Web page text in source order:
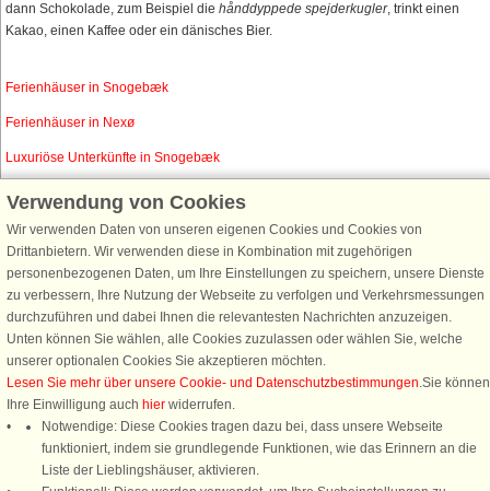
dann Schokolade, zum Beispiel die hånddyppede spejderkugler, trinkt einen
Kakao, einen Kaffee oder ein dänisches Bier.
Ferienhäuser in Snogebæk
Ferienhäuser in Nexø
Luxuriöse Unterkünfte in Snogebæk
Schließen Sie sich 100.000 Ferienhaus-Fans an
Erhalten Sie einen Willkommensgutschein von 25 €für Ihren nächsten
Ferienhausurlaub - melden Sie sich einfach für den DanCenter Newsletter
an. Verpassen Sie nie wieder exklusive Angebote, Gewinnspiele und
Urlaubstipps!
Newsletter abonnieren
Verwendung von Cookies
Wir verwenden Daten von unseren eigenen Cookies und Cookies von
Drittanbietern. Wir verwenden diese in Kombination mit zugehörigen
personenbezogenen Daten, um Ihre Einstellungen zu speichern, unsere Dienste
zu verbessern, Ihre Nutzung der Webseite zu verfolgen und Verkehrsmessungen
durchzuführen und dabei Ihnen die relevantesten Nachrichten anzuzeigen.
Unten können Sie wählen, alle Cookies zuzulassen oder wählen Sie, welche
unserer optionalen Cookies Sie akzeptieren möchten.
Lesen Sie mehr über unsere Cookie- und Datenschutzbestimmungen.Sie können
Ihre Einwilligung auch hier widerrufen.
Notwendige: Diese Cookies tragen dazu bei, dass unsere Webseite
funktioniert, indem sie grundlegende Funktionen, wie das Erinnern an die
Liste der Lieblingshäuser, aktivieren.